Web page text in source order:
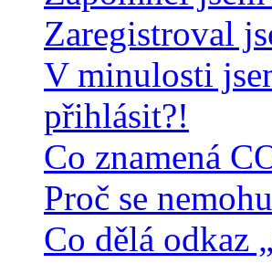
Zaregistroval
V minulosti
přihlásit?!
Co znamená
Proč se
Co dělá odkaz